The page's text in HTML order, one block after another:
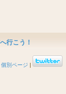
行こう！
個別ページ |